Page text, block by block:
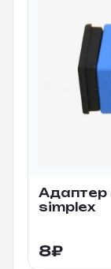
Адаптер
simplex
8₽